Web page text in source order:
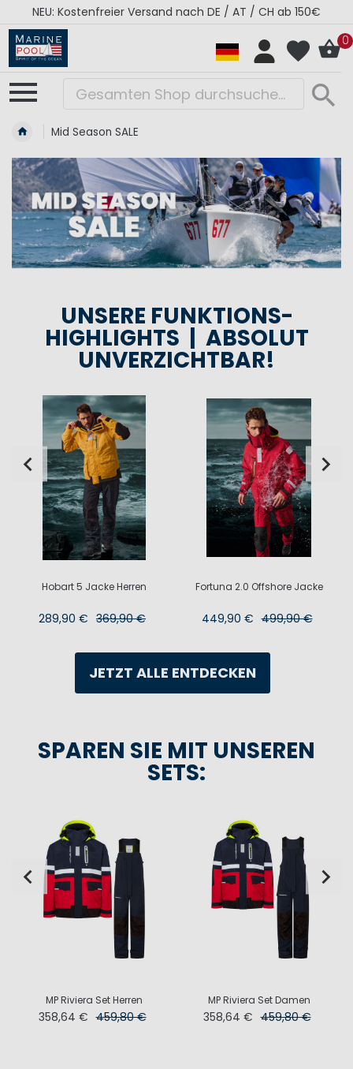
NEU: Kostenfreier Versand nach DE / AT / CH ab 150€
0
Mid Season SALE
UNSERE FUNKTIONS-
HIGHLIGHTS | ABSOLUT
UNVERZICHTBAR!
Hobart 5 Jacke Herren
289,90 € 369,90 €
Fortuna 2.0 Offshore Jacke
449,90 € 499,90 €
JETZT ALLE ENTDECKEN
SPAREN SIE MIT UNSEREN
SETS:
MP Riviera Set Herren
358,64 € 459,80 €
MP Riviera Set Damen
358,64 € 459,80 €